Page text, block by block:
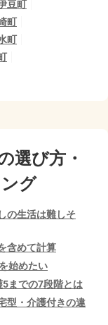
豆町
町
町
選び方・
グ
の生活は難しそ
含めて計算
始めたい
までの7段階とは
型・介護付きの違